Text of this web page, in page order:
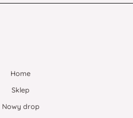
Home
Sklep
Nowy drop